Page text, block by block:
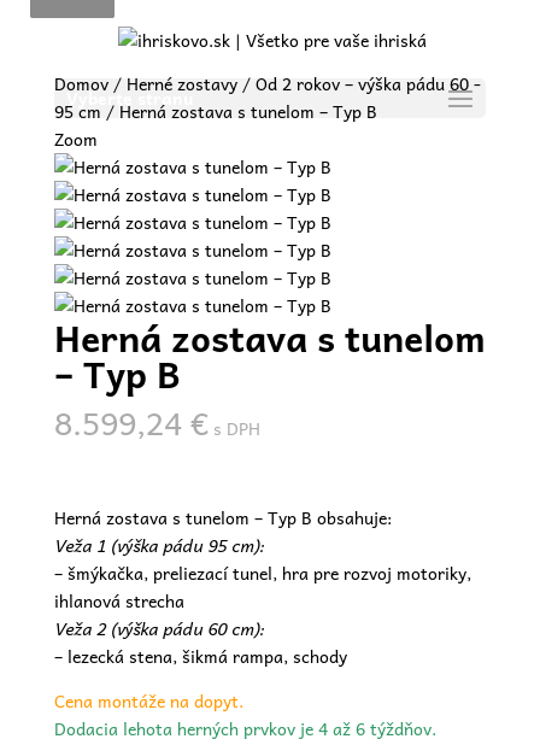
Vyberte stranu
Domov/ Herné zostavy/Od 2 rokov – výška pádu 60 -
95 cm / Herná zostava s tunelom – Typ B
Zoom
Herná zostava s tunelom
– Typ B
8.599,24€ s DPH
Herná zostava s tunelom – Typ B obsahuje:
Veža 1 (výška pádu 95 cm):
– šmýkačka, preliezací tunel, hra pre rozvoj motoriky,
ihlanová strecha
Veža 2 (výška pádu 60 cm):
– lezecká stena, šikmá rampa, schody
Cena montáže na dopyt.
Dodacia lehota herných prvkov je 4 až 6 týždňov.